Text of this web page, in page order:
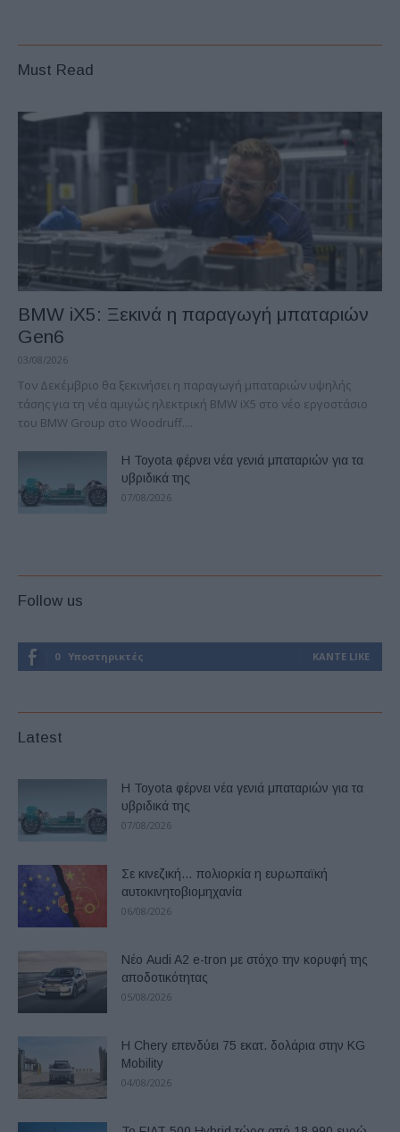
Must Read
BMW iX5: Ξεκινά η παραγωγή μπαταριών
Gen6
03/08/2026
Τον Δεκέμβριο θα ξεκινήσει η παραγωγή μπαταριών υψηλής
τάσης για τη νέα αμιγώς ηλεκτρική BMW iX5 στο νέο εργοστάσιο
του BMW Group στο Woodruff....
Η Toyota φέρνει νέα γενιά μπαταριών για τα
υβριδικά της
07/08/2026
Follow us
0 Υποστηρικτές ΚΆΝΤΕ LIKE
Latest
Η Toyota φέρνει νέα γενιά μπαταριών για τα
υβριδικά της
07/08/2026
Σε κινεζική… πολιορκία η ευρωπαϊκή
αυτοκινητοβιομηχανία
06/08/2026
Νέο Audi A2 e-tron με στόχο την κορυφή της
αποδοτικότητας
05/08/2026
Η Chery επενδύει 75 εκατ. δολάρια στην KG
Mobility
04/08/2026